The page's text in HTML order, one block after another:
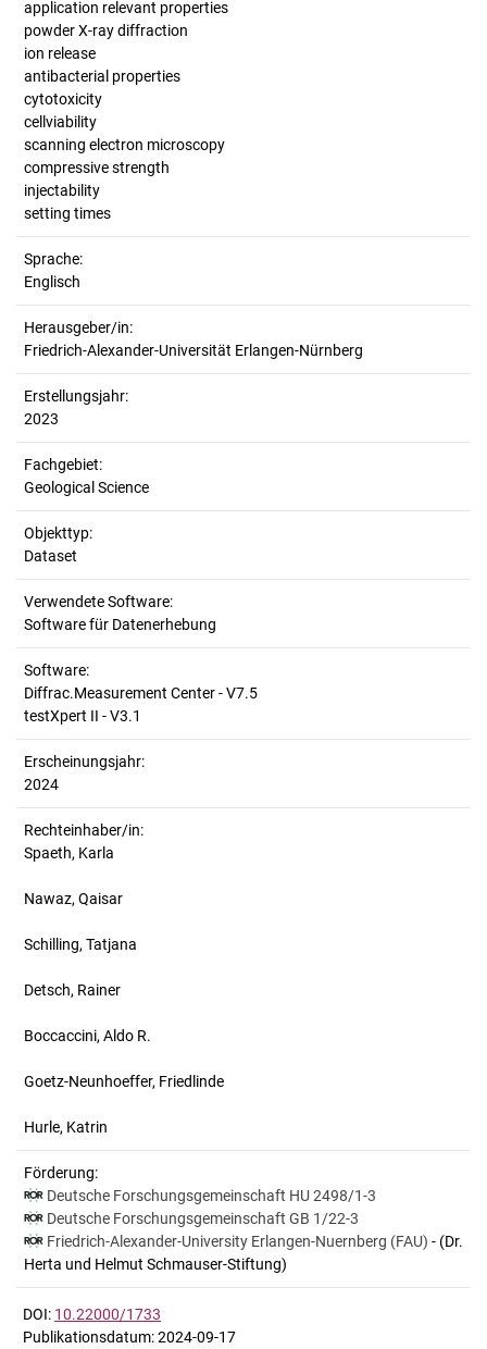
application relevant properties
powder X-ray diffraction
ion release
antibacterial properties
cytotoxicity
cellviability
scanning electron microscopy
compressive strength
injectability
setting times
Sprache:
Englisch
Herausgeber/in:
Friedrich-Alexander-Universität Erlangen-Nürnberg
Erstellungsjahr:
2023
Fachgebiet:
Geological Science
Objekttyp:
Dataset
Verwendete Software:
Software für Datenerhebung
Software:
Diffrac.Measurement Center - V7.5
testXpert II - V3.1
Erscheinungsjahr:
2024
Rechteinhaber/in:
Spaeth, Karla
Nawaz, Qaisar
Schilling, Tatjana
Detsch, Rainer
Boccaccini, Aldo R.
Goetz-Neunhoeffer, Friedlinde
Hurle, Katrin
Förderung:
Deutsche Forschungsgemeinschaft HU 2498/1-3
Deutsche Forschungsgemeinschaft GB 1/22-3
Friedrich-Alexander-University Erlangen-Nuernberg (FAU) - (Dr.
Herta und Helmut Schmauser-Stiftung)
DOI: 10.22000/1733
Publikationsdatum: 2024-09-17